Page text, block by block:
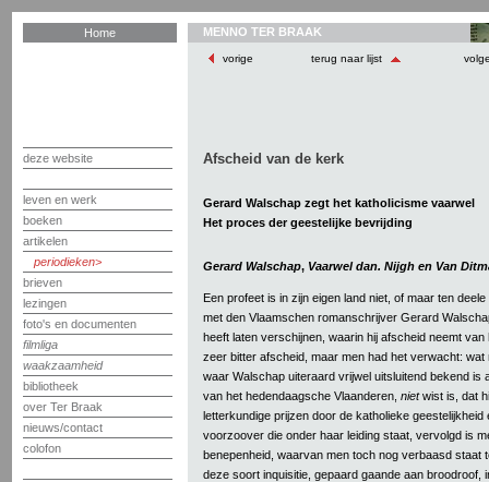
Home
deze website
leven en werk
boeken
artikelen
periodieken
brieven
lezingen
foto's en documenten
filmliga
waakzaamheid
bibliotheek
over Ter Braak
nieuws/contact
colofon
MENNO TER BRAAK
vorige terug naar lijst
Afscheid van de kerk
Gerard Walschap zegt het katholicisme vaarwel
Het proces der geestelijke bevrijding
Gerard Walschap, Vaarwel dan. Nijgh en Van
Een profeet is in zijn eigen land niet, of maar ten
met den Vlaamschen romanschrijver Gerard
heeft laten verschijnen, waarin hij afscheid neemt
zeer bitter afscheid, maar men had het verwacht: wat
waar Walschap uiteraard vrijwel uitsluitend bekend is
van het hedendaagsche Vlaanderen, nietwist is, dat
letterkundige prijzen door de katholieke geestelijkheid
voorzoover die onder haar leiding staat, vervolgd is
benepenheid, waarvan men toch nog verbaasd staat
deze soort inquisitie, gepaard gaande aan broodroof,